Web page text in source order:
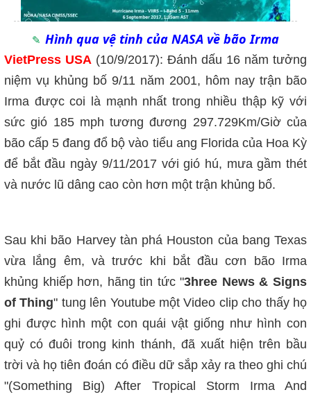
Hình qua vệ tinh của NASA về bão Irma
VietPress USA (10/9/2017): Đánh dấu 16 năm tưởng
niệm vụ khủng bố 9/11 năm 2001, hôm nay trận bão
Irma được coi là mạnh nhất trong nhiều thập kỹ với
sức gió 185 mph tương đương 297.729Km/Giờ của
bão cấp 5 đang đổ bộ vào tiểu ang Florida của Hoa Kỳ
để bắt đầu ngày 9/11/2017 với gió hú, mưa gầm thét
và nước lũ dâng cao còn hơn một trận khủng bố.
Sau khi bão Harvey tàn phá Houston của bang Texas
vừa lắng êm, và trước khi bắt đầu cơn bão Irma
khủng khiếp hơn, hãng tin tức "3hree News & Signs
of Thing" tung lên Youtube một Video clip cho thấy họ
ghi được hình một con quái vật giống như hình con
quỷ có đuôi trong kinh thánh, đã xuất hiện trên bầu
trời và họ tiên đoán có điều dữ sắp xảy ra theo ghi chú
"(Something Big) After Tropical Storm Irma And